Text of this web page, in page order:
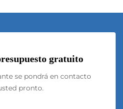
gratuito
se pondrá en contacto
pronto.